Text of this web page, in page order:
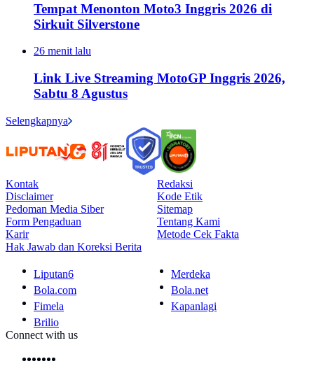
Tempat Menonton Moto3 Inggris 2026 di
Sirkuit Silverstone
26 menit lalu
Link Live Streaming MotoGP Inggris 2026,
Sabtu 8 Agustus
Selengkapnya
Kontak
Redaksi
Disclaimer
Kode Etik
Pedoman Media Siber
Sitemap
Form Pengaduan
Tentang Kami
Karir
Metode Cek Fakta
Hak Jawab dan Koreksi Berita
Liputan6
Merdeka
Bola.com
Bola.net
Fimela
Kapanlagi
Brilio
Connect with us